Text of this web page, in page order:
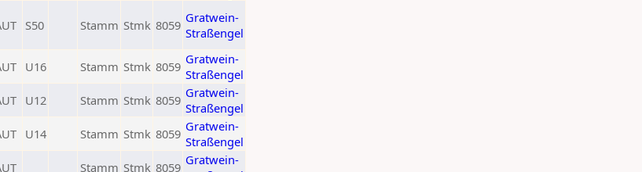
S50 Stamm Stmk 8059 Gratwein-
Straßengel
U16 Stamm Stmk 8059 Gratwein-
Straßengel
U12 Stamm Stmk 8059 Gratwein-
Straßengel
U14 Stamm Stmk 8059 Gratwein-
Straßengel
Stamm Stmk 8059 Gratwein-